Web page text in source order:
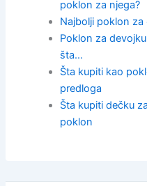
poklon za njega?
Najbolji poklon
Poklon za
šta…
Šta kupiti kao
predloga
Šta kupiti dečku
poklon